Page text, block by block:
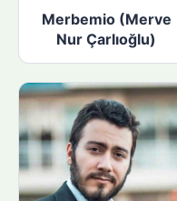
Merbemio (Merve
Nur Çarlıoğlu)